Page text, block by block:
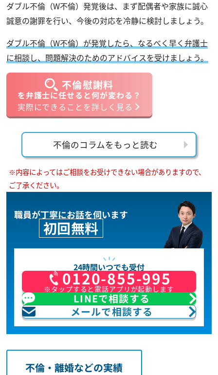
ダブル不倫（W不倫）発覚後は、まず配偶者や家族に誠心
誠意の謝罪を行い、今後の対応を冷静に検討しましょう。
ダブル不倫（W不倫）が発覚したら、なるべく早く弁護士
に相談し、問題解決のためのアドバイスを受けましょう。
不倫慰謝料
を弁護士に任せると何が変わる？
実際にできることを詳しく見る
不倫のコラムをもっと読む
※内容によってはご相談をお受けできない場合がありますので、
ご了承ください。
職員が丁寧にお話を伺います
初回無料
24時間いつでも受付
0120-855-995
※タップすると電話アプリが起動します
LINEで相談する
メールで相談する
不倫・離婚などの実績